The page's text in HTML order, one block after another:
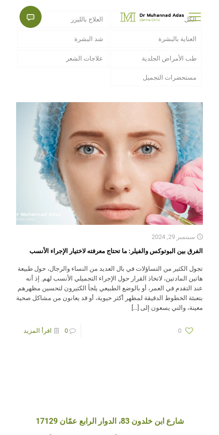
الكل العلاج بالليزر
العناية بالبشرة شد البشرة
طب الأمراض الجلدية علاجات الشعر
مستحضرات التجميل
سبتمبر 29, 2024
الفرق بين البوتوكس والفيلر: ما تحتاج معرفته لاختيار الإجراء الأنسب
تجول الكثير من التساؤلات في بال العديد من النساء والرجال، حول طبيعة
هاتين المادتين، لاتخاذ القرار حول الإجراء التجميلي الأنسب لهم. إذ أنه
عند التقدم في العمر، أو بالوضع الطبيعي يلجأ الكثيرون لتحسين مظهرهم
بتعبئة الخطوط الدقيقة لمظهر أكثر حيوية، أو قد يعانون من مشاكل صحية
معينة، والتي يسعون إلى […]
0
0 اقرأ المزيد
شارع ابن خلدون 83، الدوار الرابع عمّان 17129